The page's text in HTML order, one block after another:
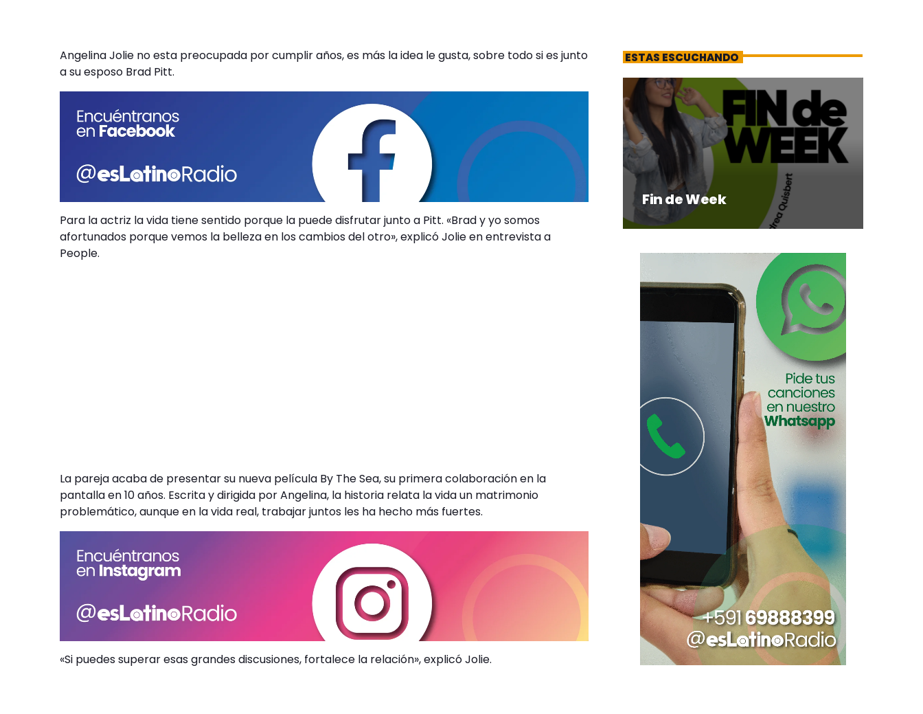
Angelina Jolie no esta preocupada por cumplir años, es más la idea le gusta, sobre todo si es junto
a su esposo Brad Pitt.
Para la actriz la vida tiene sentido porque la puede disfrutar junto a Pitt. «Brad y yo somos
afortunados porque vemos la belleza en los cambios del otro», explicó Jolie en entrevista a
People.
La pareja acaba de presentar su nueva película By The Sea, su primera colaboración en la
pantalla en 10 años. Escrita y dirigida por Angelina, la historia relata la vida un matrimonio
problemático, aunque en la vida real, trabajar juntos les ha hecho más fuertes.
«Si puedes superar esas grandes discusiones, fortalece la relación», explicó Jolie.
ESTAS ESCUCHANDO
Fin de Week